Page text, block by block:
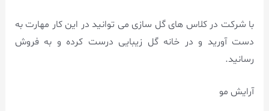
با شرکت در کلاس های گل سازی می توانید در این کار مهارت به
دست آورید و در خانه گل زیبایی درست کرده و به فروش
رسانید.
آرایش مو